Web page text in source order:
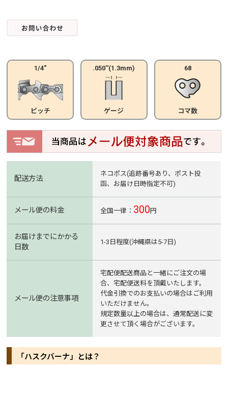
1/4"
ピッチ
.050''(1.3mm)
ゲージ
68
コマ数
配送方法
ネコポス(追跡番号あり、ポスト投
函、お届け日時指定不可)
メール便の料金 全国一律： 300円
お届けまでにかかる
日数
1-3日程度(沖縄県は5-7日)
メール便の注意事項
宅配便配送商品と一緒にご注文の場
合、宅配便送料を頂戴いたします。
代金引換でのお支払いの場合はご利用
いただけません。
規定数量以上の場合は、通常配送に変
更させて頂く場合がございます。
「ハスクバーナ」とは？